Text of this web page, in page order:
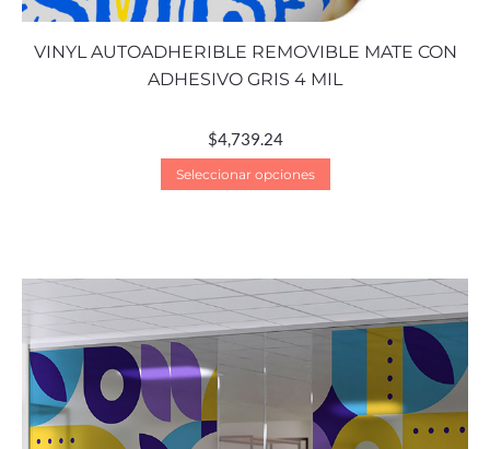
VINYL AUTOADHERIBLE REMOVIBLE MATE CON
ADHESIVO GRIS 4 MIL
$4,739.24
Seleccionar opciones